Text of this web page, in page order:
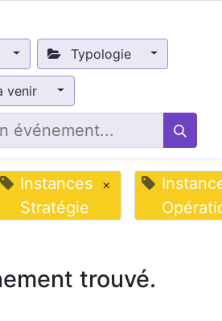
Typologie
venir
Instances
Stratégie
×
trouvé.